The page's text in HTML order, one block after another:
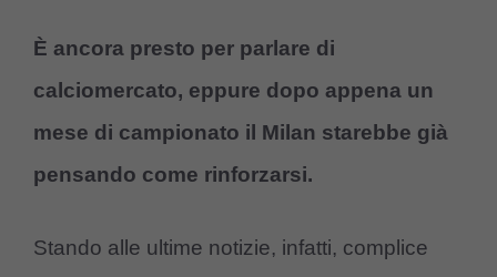
È ancora presto per parlare di
calciomercato, eppure dopo appena un
mese di campionato il Milan starebbe già
pensando come rinforzarsi.
Stando alle ultime notizie, infatti, complice